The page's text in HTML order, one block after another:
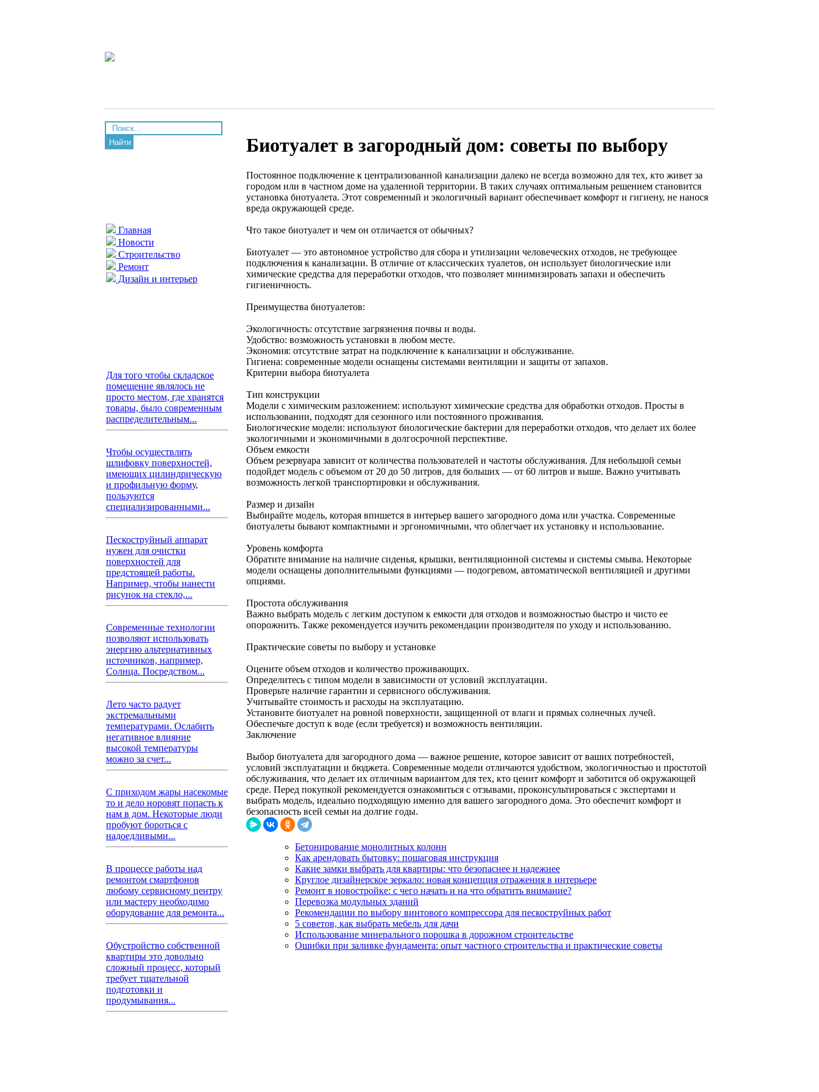
Найти
Главная
Новости
Строительство
Ремонт
Дизайн и интерьер
Для того чтобы складское
помещение являлось не
просто местом, где хранятся
товары, было современным
распределительным...
Чтобы осуществлять
шлифовку поверхностей,
имеющих цилиндрическую
и профильную форму,
пользуются
специализированными...
Пескоструйный аппарат
нужен для очистки
поверхностей для
предстоящей работы.
Например, чтобы нанести
рисунок на стекло,...
Современные технологии
позволяют использовать
энергию альтернативных
источников, например,
Солнца. Посредством...
Лето часто радует
экстремальными
температурами. Ослабить
негативное влияние
высокой температуры
можно за счет...
С приходом жары насекомые
то и дело норовят попасть к
нам в дом. Некоторые люди
пробуют бороться с
надоедливыми...
В процессе работы над
ремонтом смартфонов
любому сервисному центру
или мастеру необходимо
оборудование для ремонта...
Обустройство собственной
квартиры это довольно
сложный процесс, который
требует тщательной
подготовки и
продумывания...
Биотуалет в загородный дом: советы по выбору
Постоянное подключение к централизованной канализации далеко не всегда возможно для тех, кто живет за
городом или в частном доме на удаленной территории. В таких случаях оптимальным решением становится
установка биотуалета. Этот современный и экологичный вариант обеспечивает комфорт и гигиену, не нанося
вреда окружающей среде.
Что такое биотуалет и чем он отличается от обычных?
Биотуалет — это автономное устройство для сбора и утилизации человеческих отходов, не требующее
подключения к канализации. В отличие от классических туалетов, он использует биологические или
химические средства для переработки отходов, что позволяет минимизировать запахи и обеспечить
гигиеничность.
Преимущества биотуалетов:
Экологичность: отсутствие загрязнения почвы и воды.
Удобство: возможность установки в любом месте.
Экономия: отсутствие затрат на подключение к канализации и обслуживание.
Гигиена: современные модели оснащены системами вентиляции и защиты от запахов.
Критерии выбора биотуалета
Тип конструкции
Модели с химическим разложением: используют химические средства для обработки отходов. Просты в
использовании, подходят для сезонного или постоянного проживания.
Биологические модели: используют биологические бактерии для переработки отходов, что делает их более
экологичными и экономичными в долгосрочной перспективе.
Объем емкости
Объем резервуара зависит от количества пользователей и частоты обслуживания. Для небольшой семьи
подойдет модель с объемом от 20 до 50 литров, для больших — от 60 литров и выше. Важно учитывать
возможность легкой транспортировки и обслуживания.
Размер и дизайн
Выбирайте модель, которая впишется в интерьер вашего загородного дома или участка. Современные
биотуалеты бывают компактными и эргономичными, что облегчает их установку и использование.
Уровень комфорта
Обратите внимание на наличие сиденья, крышки, вентиляционной системы и системы смыва. Некоторые
модели оснащены дополнительными функциями — подогревом, автоматической вентиляцией и другими
опциями.
Простота обслуживания
Важно выбрать модель с легким доступом к емкости для отходов и возможностью быстро и чисто ее
опорожнить. Также рекомендуется изучить рекомендации производителя по уходу и использованию.
Практические советы по выбору и установке
Оцените объем отходов и количество проживающих.
Определитесь с типом модели в зависимости от условий эксплуатации.
Проверьте наличие гарантии и сервисного обслуживания.
Учитывайте стоимость и расходы на эксплуатацию.
Установите биотуалет на ровной поверхности, защищенной от влаги и прямых солнечных лучей.
Обеспечьте доступ к воде (если требуется) и возможность вентиляции.
Заключение
Выбор биотуалета для загородного дома — важное решение, которое зависит от ваших потребностей,
условий эксплуатации и бюджета. Современные модели отличаются удобством, экологичностью и простотой
обслуживания, что делает их отличным вариантом для тех, кто ценит комфорт и заботится об окружающей
среде. Перед покупкой рекомендуется ознакомиться с отзывами, проконсультироваться с экспертами и
выбрать модель, идеально подходящую именно для вашего загородного дома. Это обеспечит комфорт и
безопасность всей семьи на долгие годы.
Бетонирование монолитных колонн
Как арендовать бытовку: пошаговая инструкция
Какие замки выбрать для квартиры: что безопаснее и надежнее
Круглое дизайнерское зеркало: новая концепция отражения в интерьере
Ремонт в новостройке: с чего начать и на что обратить внимание?
Перевозка модульных зданий
Рекомендации по выбору винтового компрессора для пескоструйных работ
5 советов, как выбрать мебель для дачи
Использование минерального порошка в дорожном строительстве
Ошибки при заливке фундамента: опыт частного строительства и практические советы